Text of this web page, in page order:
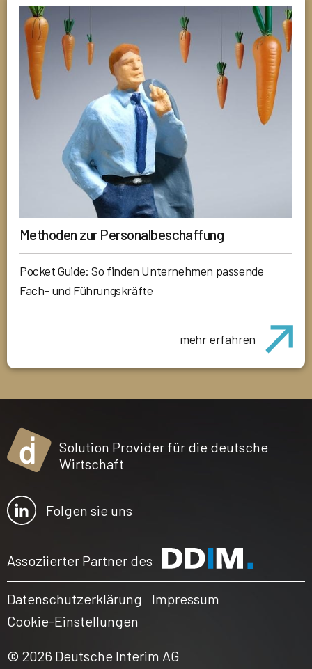
Methoden zur Personalbeschaffung
Pocket Guide: So finden Unternehmen passende
Fach- und Führungskräfte
mehr erfahren
Solution Provider für die deutsche
Wirtschaft
Folgen sie uns
Assoziierter Partner des
Datenschutzerklärung
Impressum
Cookie-Einstellungen
© 2026 Deutsche Interim AG